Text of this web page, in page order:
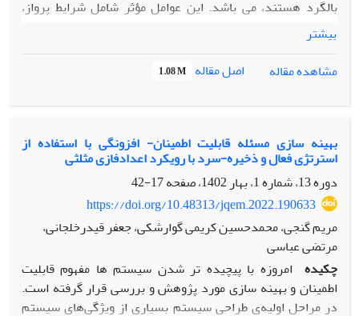
بالگرد هستند، می باشد. این عوامل مؤثر شامل شرایط پرواز،
شرایط تعمیر و نگهداری و پیکربندی بالگرد است. با این رویکرد،
می‌توان حوادث را به طور مؤثرتری بررسی کرد و ایمنی پرواز را به
طور قابل توجهی بهبود بخشید.
روش‌شناسی پژوهش: با تجزیه و تحلیل ۱۳۵ حادثه خرابی روتور از
هشت کلاس خرابی شناسایی شد. با نظرسنجی از متخصصان و
بررسی مقالات در زمینه حوادث بالگردی، نه ویژگی به عنوان
عوامل احتمالی موثردر وقوع حوادث بالگردی پیشنهاد شد. اهمیت
این عوامل با کمک پنج روش انتخاب ویژگی بررسی شده است.
حداکثر وزن برخاستن، تعداد ساعات پرواز بعد از آخرین بازرسی،
نوع آخرین بازرسی، توان موتور بالگرد، کل ساعات پروازی، ارتفاع،
سرعت باد، جهت باد و فاز پرواز به عنوان ویژگی‌های ورودی در
نظر گرفته شده‌اند. پنج روش شناخته‌شده انتخاب ویژگی، شامل
ماتریس همبستگی، روش Extreme Gradient Boosting ، اطلاعات
بیشتر
مشاهده مقاله
اصل مقاله 1.08 M
بهینه سازی مسئله قابلیت اطمینان- افزونگی با استفاده از
استرتژی فعال و ذخیره-سرد با رویکرد اعدادفازی مثلثی
دوره 13، شماره 1، بهار 1402، صفحه
17-42
https://doi.org/10.48313/jqem.2022.190633
مریم گنجی، محمدحسین کریمی گوارشکی، جعفر قیدرخلجانی،
مرتضی عباسی
چکیده امروزه با پیچیده تر شدن سیستم ها مفهوم قابلیت
اطمینان و بهینه سازی مورد پژوهش و بررسی قرار گرفته است.
در مراحل اولیه‌ی طراحی سیستم بسیاری از ویژگی‌های سیستم